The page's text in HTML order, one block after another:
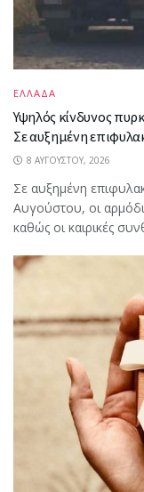
ΕΛΛΑΔΑ
Υψηλός κίνδυνος
Σε αυξημένη
8 ΑΥΓΟΎΣΤΟΥ, 2026
Σε αυξημένη
Αυγούστου, οι
καθώς οι καιρικές